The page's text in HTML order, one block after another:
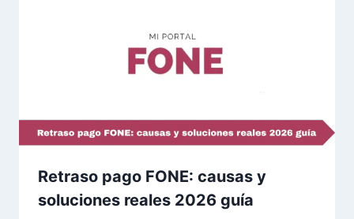
Retraso pago FONE: causas y
soluciones reales 2026 guía